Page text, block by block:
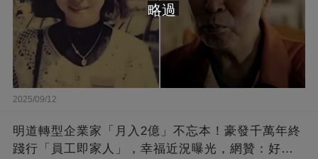
2025/09/12
明道轉型企業家「月入2億」不忘本！豪發千萬年終
踐行「員工即家人」，幸福近況曝光，網贊：好老
略過